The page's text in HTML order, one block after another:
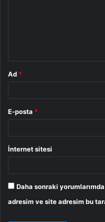
Ad *
E-posta *
İnternet sitesi
Daha sonraki
adresim ve site adresim bu